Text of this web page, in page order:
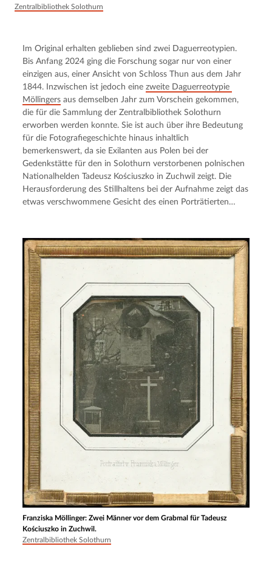
Zentralbibliothek Solothurn
Im Original erhalten geblieben sind zwei Daguerreotypien.
Bis Anfang 2024 ging die Forschung sogar nur von einer
einzigen aus, einer Ansicht von Schloss Thun aus dem Jahr
1844. Inzwischen ist jedoch eine zweite Daguerreotypie
Möllingers aus demselben Jahr zum Vorschein gekommen,
die für die Sammlung der Zentralbibliothek Solothurn
erworben werden konnte. Sie ist auch über ihre Bedeutung
für die Fotografiegeschichte hinaus inhaltlich
bemerkenswert, da sie Exilanten aus Polen bei der
Gedenkstätte für den in Solothurn verstorbenen polnischen
Nationalhelden Tadeusz Kościuszko in Zuchwil zeigt. Die
Herausforderung des Stillhaltens bei der Aufnahme zeigt das
etwas verschwommene Gesicht des einen Porträtierten…
Franziska Möllinger: Zwei Männer vor dem Grabmal für Tadeusz
Kościuszko in Zuchwil.
Zentralbibliothek Solothurn